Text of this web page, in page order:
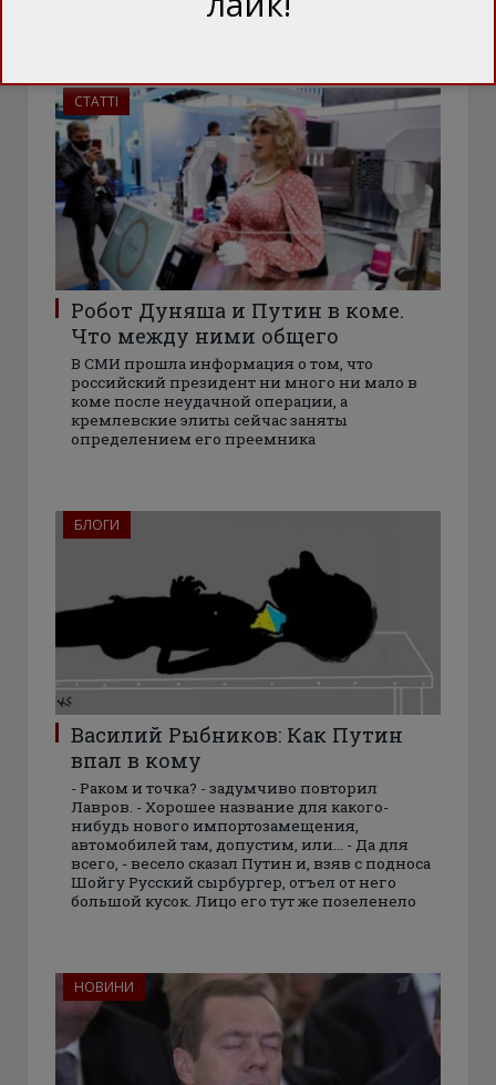
«ястреба» российского режима
СТАТТІ
Робот Дуняша и Путин в коме.
Что между ними общего
В СМИ прошла информация о том, что
российский президент ни много ни мало в
коме после неудачной операции, а
кремлевские элиты сейчас заняты
определением его преемника
БЛОГИ
Василий Рыбников: Как Путин
впал в кому
- Раком и точка? - задумчиво повторил
Лавров. - Хорошее название для какого-
нибудь нового импортозамещения,
автомобилей там, допустим, или... - Да для
всего, - весело сказал Путин и, взяв с подноса
Шойгу Русский сырбургер, отъел от него
большой кусок. Лицо его тут же позеленело
НОВИНИ